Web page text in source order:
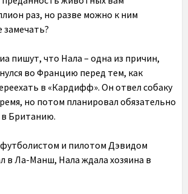
раз, но разве можно к ним
замечать?
пишут, что Нала – одна из причин,
во Францию перед тем, как
в «Кардифф». Он отвел собаку
но потом планировал обязательно
в Британию.
футболистом и пилотом Дэвидом
в Ла-Манш, Нала ждала хозяина в